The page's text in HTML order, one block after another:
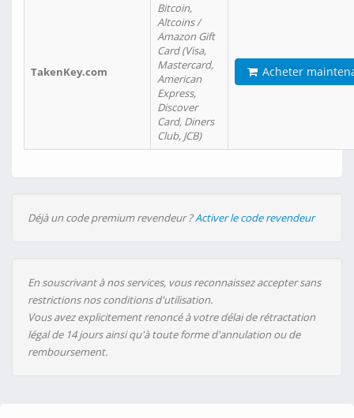
TakenKey.com
Bitcoin,
Altcoins /
Amazon Gift
Card (Visa,
Mastercard,
American
Express,
Discover
Card, Diners
Club, JCB)
Acheter
Déjà un code premium revendeur ?Activer le code revendeur
En souscrivant à nos services, vous reconnaissez accepter sans
restrictions nos conditions d'utilisation.
Vous avez explicitement renoncé à votre délai de rétractation
légal de 14 jours ainsi qu'à toute forme d'annulation ou de
remboursement.